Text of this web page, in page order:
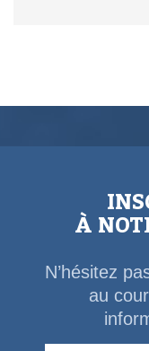
À
N’hésitez
au